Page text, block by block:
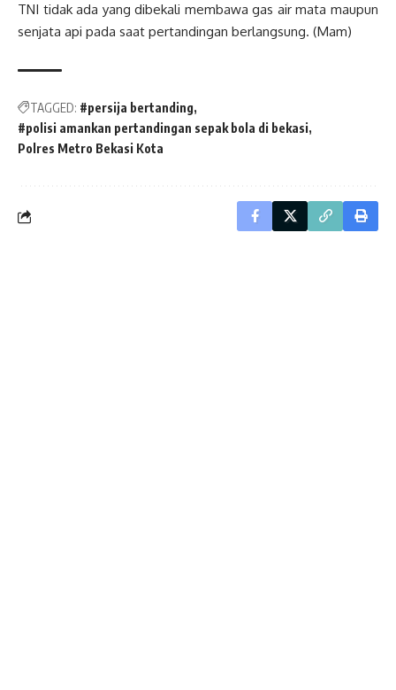
TNI tidak ada yang dibekali membawa gas air mata maupun
senjata api pada saat pertandingan berlangsung. (Mam)
TAGGED: #persija bertanding
#polisi amankan pertandingan sepak bola di bekasi
Polres Metro Bekasi Kota